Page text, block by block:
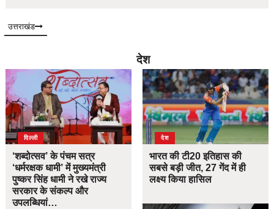
उत्तराखंड
देश
दिल्ली
‘शब्दोत्सव’ के पंचम सत्र
‘धर्मरक्षक धामी’ में मुख्यमंत्री
पुष्कर सिंह धामी ने रखे राज्य
सरकार के संकल्प और
उपलब्धियां…
देश
भारत की टी20 इतिहास की
सबसे बड़ी जीत, 27 गेंद में ही
लक्ष्य किया हासिल